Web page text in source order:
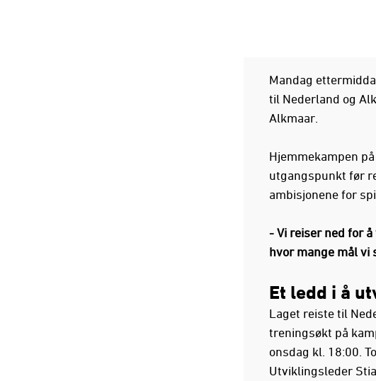
Mandag
til Nederland og
Alkmaar.
Hjemmekampen
utgangspunkt før
ambisjonene for
- Vi reiser ned for
hvor mange mål vi
Et ledd i å
Laget reiste til
treningsøkt på
onsdag kl. 18:00.
Utviklingsleder